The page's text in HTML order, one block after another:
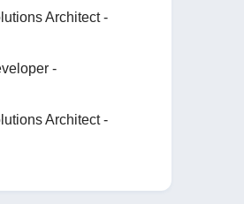
Architect -
-
Architect -